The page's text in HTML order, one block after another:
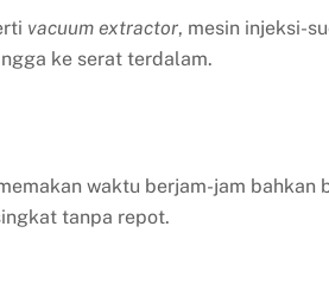
vacuum extractor, mesin injeksi-
ke serat terdalam.
waktu berjam-jam bahkan
tanpa repot.